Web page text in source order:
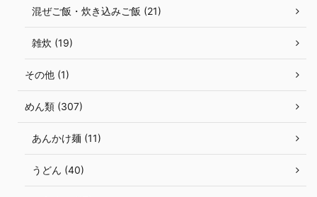
混ぜご飯・炊き込みご飯 (21)
雑炊 (19)
その他 (1)
めん類 (307)
あんかけ麺 (11)
うどん (40)